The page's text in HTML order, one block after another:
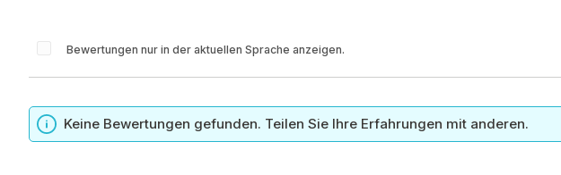
Bewertungen nur in der aktuellen Sprache anzeigen.
Keine Bewertungen gefunden. Teilen Sie Ihre Erfahrungen mit anderen.